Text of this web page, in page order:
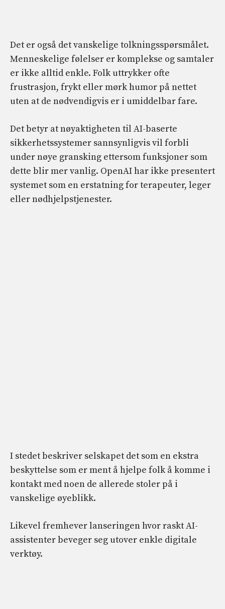
Det er også det vanskelige tolkningsspørsmålet.
Menneskelige følelser er komplekse og samtaler
er ikke alltid enkle. Folk uttrykker ofte
frustrasjon, frykt eller mørk humor på nettet
uten at de nødvendigvis er i umiddelbar fare.
Det betyr at nøyaktigheten til AI-baserte
sikkerhetssystemer sannsynligvis vil forbli
under nøye gransking ettersom funksjoner som
dette blir mer vanlig. OpenAI har ikke presentert
systemet som en erstatning for terapeuter, leger
eller nødhjelpstjenester.
I stedet beskriver selskapet det som en ekstra
beskyttelse som er ment å hjelpe folk å komme i
kontakt med noen de allerede stoler på i
vanskelige øyeblikk.
Likevel fremhever lanseringen hvor raskt AI-
assistenter beveger seg utover enkle digitale
verktøy.